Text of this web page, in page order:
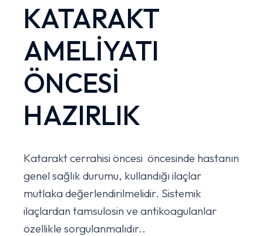
KATARAKT
AMELİYATI
ÖNCESİ
HAZIRLIK
Katarakt cerrahisi öncesi öncesinde hastanın
genel sağlık durumu, kullandığı ilaçlar
mutlaka değerlendirilmelidir. Sistemik
ilaçlardan tamsulosin ve antikoagulanlar
özellikle sorgulanmalıdır..